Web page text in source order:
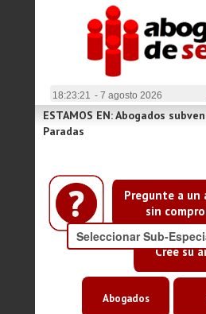
18:23:21 - 7 agosto 2026
Pregunte a un
sin
Cree su
ESTAMOS EN: Abogados
Paradas
Abogados